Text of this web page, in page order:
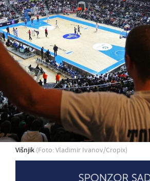
Višnjik (Foto: Vladimir Ivanov/Cropix)